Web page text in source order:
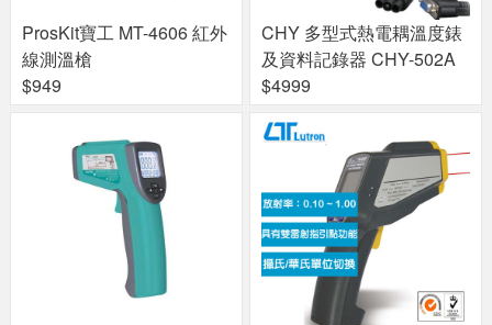
ProsKit寶工 MT-4606 紅外
線測溫槍
$949
CHY 多型式熱電耦溫度錶
及資料記錄器 CHY-502A
$4999